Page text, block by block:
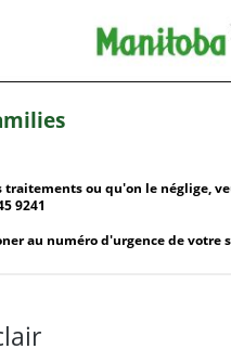
ou qu'on le néglige,
9241
au numéro d'urgence de votre